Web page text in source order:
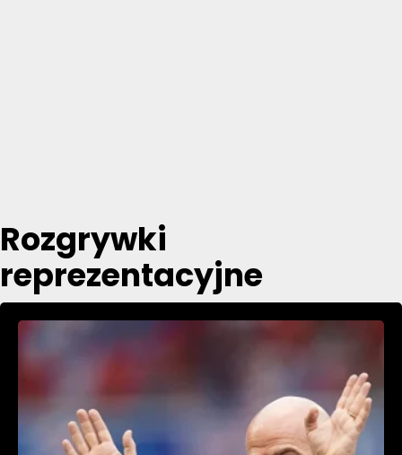
Rozgrywki
reprezentacyjne